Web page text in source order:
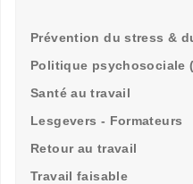
Prévention du stress &
Politique psychosociale
Santé au travail
Lesgevers - Formateurs
Retour au travail
Travail faisable